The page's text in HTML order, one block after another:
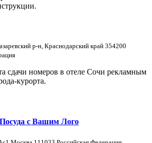
р-н, Краснодарский край 354200
сдачи номеров в отеле Сочи рекламным
курорта.
с Вашим Лого